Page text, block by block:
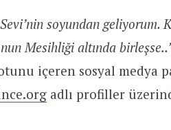
soyundan geliyorum.
Mesihliği altında
içeren sosyal medya
adlı profiller